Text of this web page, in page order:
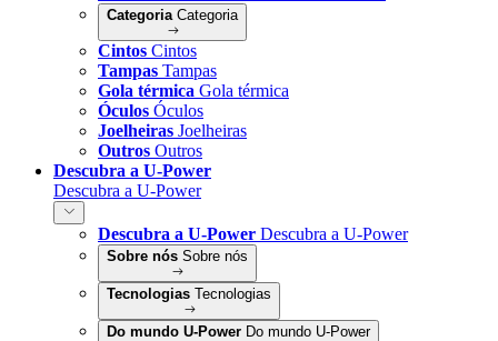
Categoria Categoria
Cintos Cintos
Tampas Tampas
Gola térmica Gola térmica
Óculos Óculos
Joelheiras Joelheiras
Outros Outros
Descubra a U-Power
Descubra a U-Power
Descubra a U-Power Descubra a U-Power
Sobre nós Sobre nós
Tecnologias Tecnologias
Do mundo U-Power Do mundo U-Power